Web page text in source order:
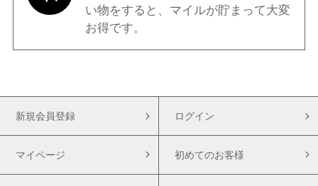
い物をすると、マイルが貯まって大変
お得です。
新規会員登録 ログイン
マイページ 初めてのお客様